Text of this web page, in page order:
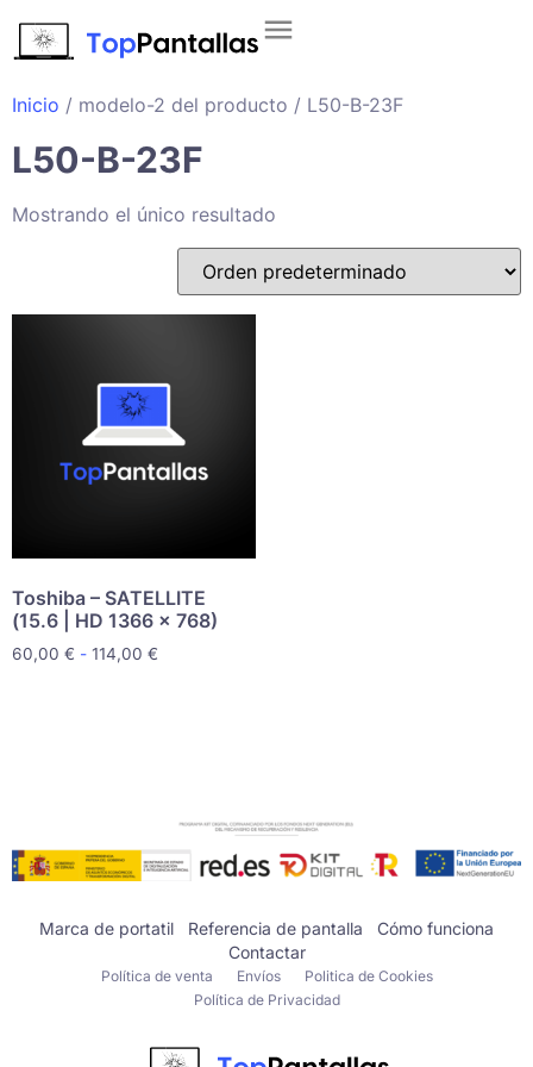
Inicio / modelo-2 del producto / L50-B-23F
L50-B-23F
Mostrando el único resultado
Toshiba – SATELLITE
(15.6 | HD 1366 x 768)
60,00 € - 114,00 €
Marca de portatil Referencia de pantalla
Cómo funciona
Contactar
Política de venta Envíos
Politica de Cookies
Política de Privacidad